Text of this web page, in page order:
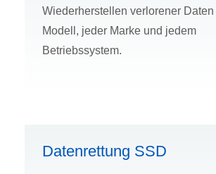
Wiederherstellen verlorener
Modell, jeder Marke und jedem
Betriebssystem.
Datenrettung SSD